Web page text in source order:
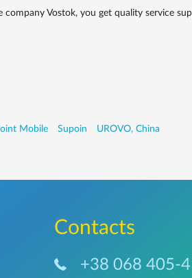
Vostok, you get quality service
Mobile Supoin
UROVO, China
Сontacts
+38 068 405-